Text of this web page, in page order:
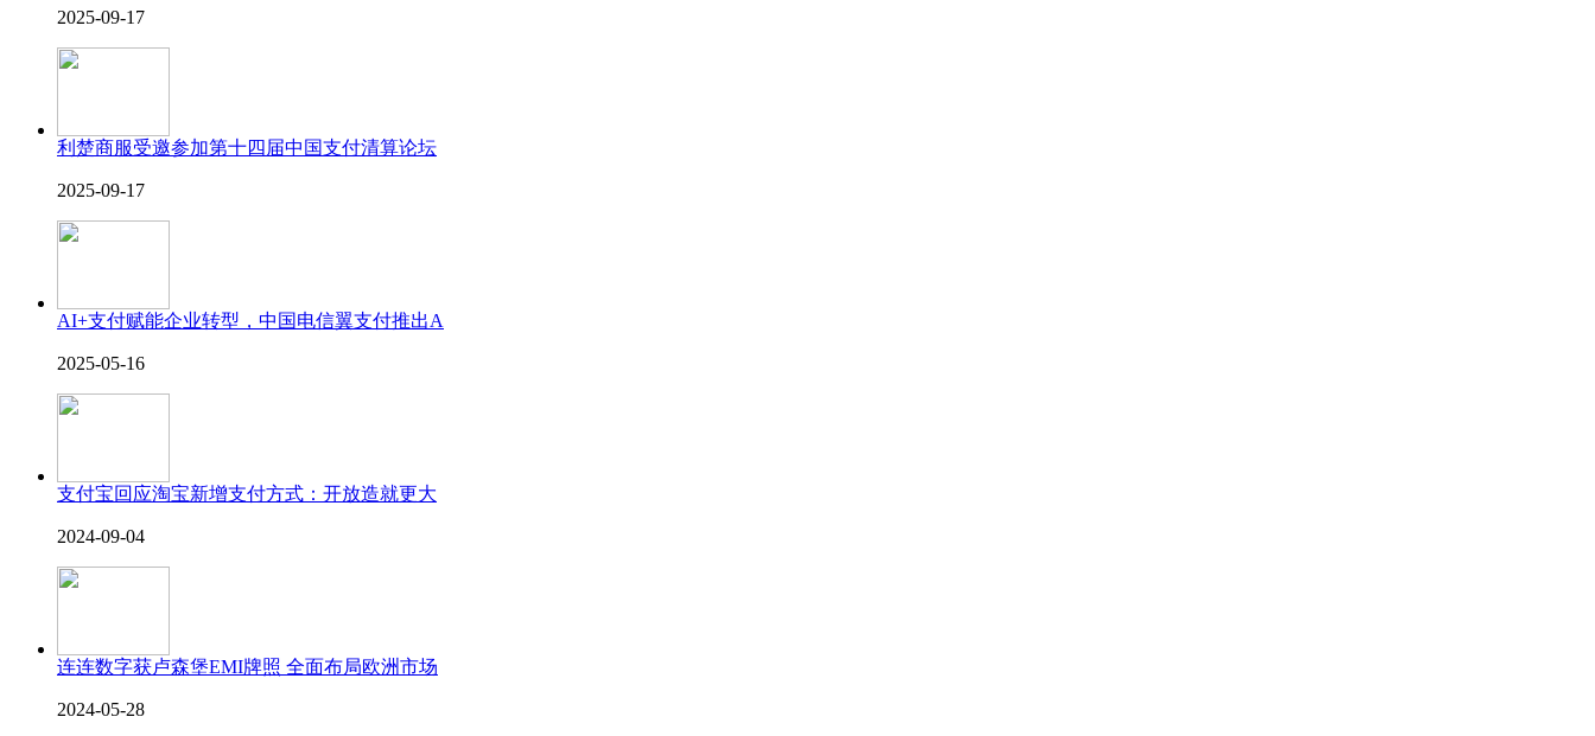
2025-09-17
利楚商服受邀参加第十四届中国支付清算论坛
2025-09-17
AI+支付赋能企业转型，中国电信翼支付推出A
2025-05-16
支付宝回应淘宝新增支付方式：开放造就更大
2024-09-04
连连数字获卢森堡EMI牌照 全面布局欧洲市场
2024-05-28